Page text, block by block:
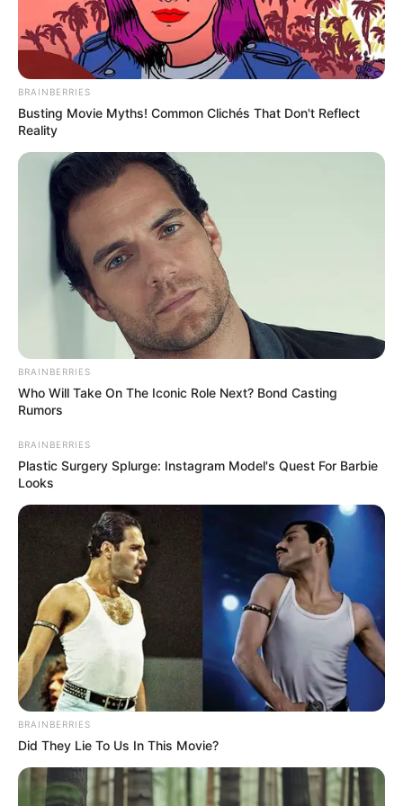
«Орєшніком» (фото)
СІЧ 22, 2026
Служба безпеки України затримала двох
мешканців Закарпаття, які працювали на
російські спецслужби та збирали розвіддані про
наслідки ракетного удару по цивільній
інфраструктурі Львівської області.
Йдеться про атаку із застосуванням ракетного
BRAINBERRIES
Busting Movie Myths! Common Clichés That Don't Reflect
Reality
BRAINBERRIES
Who Will Take On The Iconic Role Next? Bond Casting
Rumors
BRAINBERRIES
Plastic Surgery Splurge: Instagram Model's Quest For Barbie
Looks
BRAINBERRIES
Did They Lie To Us In This Movie?